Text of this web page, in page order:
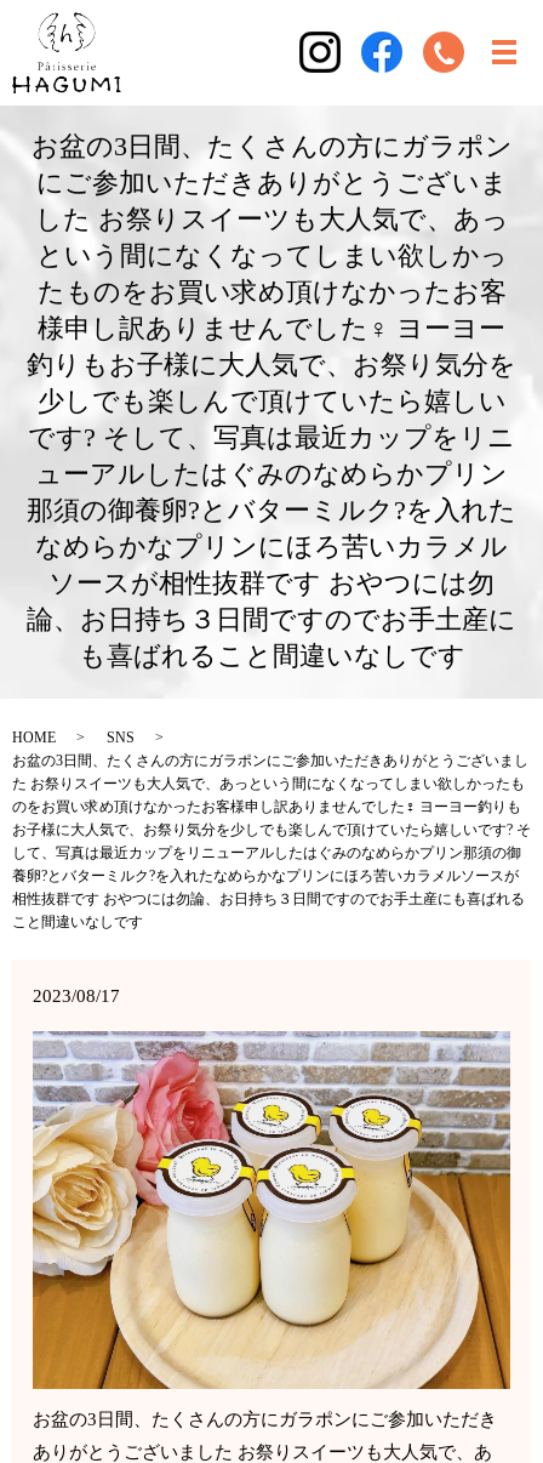
お盆の3日間、たくさんの方にガラポン
にご参加いただきありがとうございま
した お祭りスイーツも大人気で、あっ
という間になくなってしまい欲しかっ
たものをお買い求め頂けなかったお客
様申し訳ありませんでした‍♀️ ヨーヨー
釣りもお子様に大人気で、お祭り気分を
少しでも楽しんで頂けていたら嬉しい
です? そして、写真は最近カップをリニ
ューアルしたはぐみのなめらかプリン
那須の御養卵?とバターミルク?を入れた
なめらかなプリンにほろ苦いカラメル
ソースが相性抜群です おやつには勿
論、お日持ち３日間ですのでお手土産に
も喜ばれること間違いなしです
HOME
SNS
お盆の3日間、たくさんの方にガラポンにご参加いただきありがとうございまし
た お祭りスイーツも大人気で、あっという間になくなってしまい欲しかったも
のをお買い求め頂けなかったお客様申し訳ありませんでした‍♀️ ヨーヨー釣りも
お子様に大人気で、お祭り気分を少しでも楽しんで頂けていたら嬉しいです? そ
して、写真は最近カップをリニューアルしたはぐみのなめらかプリン那須の御
養卵?とバターミルク?を入れたなめらかなプリンにほろ苦いカラメルソースが
相性抜群です おやつには勿論、お日持ち３日間ですのでお手土産にも喜ばれる
こと間違いなしです
2023/08/17
お盆の3日間、たくさんの方にガラポンにご参加いただき
ありがとうございました お祭りスイーツも大人気で、あ